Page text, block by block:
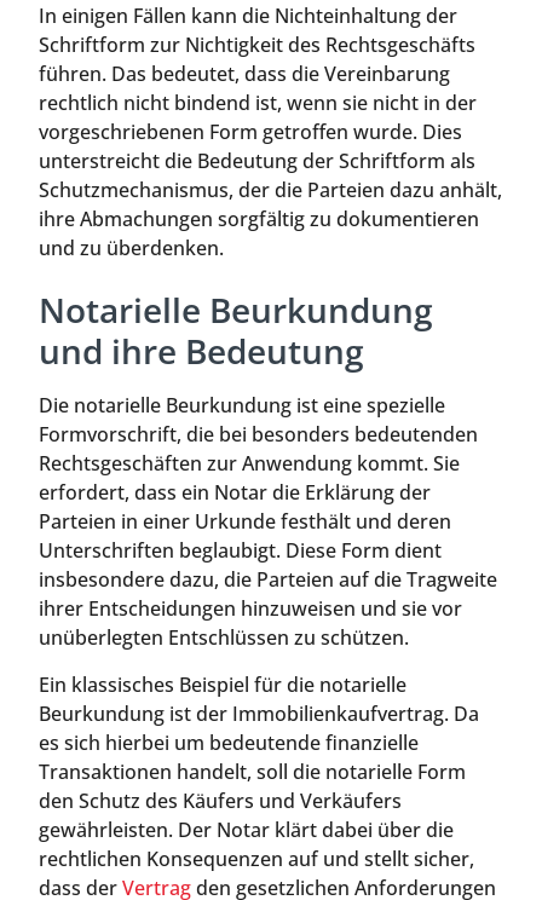
In einigen Fällen kann die Nichteinhaltung der
Schriftform zur Nichtigkeit des Rechtsgeschäfts
führen. Das bedeutet, dass die Vereinbarung
rechtlich nicht bindend ist, wenn sie nicht in der
vorgeschriebenen Form getroffen wurde. Dies
unterstreicht die Bedeutung der Schriftform als
Schutzmechanismus, der die Parteien dazu anhält,
ihre Abmachungen sorgfältig zu dokumentieren
und zu überdenken.
Notarielle Beurkundung
und ihre Bedeutung
Die notarielle Beurkundung ist eine spezielle
Formvorschrift, die bei besonders bedeutenden
Rechtsgeschäften zur Anwendung kommt. Sie
erfordert, dass ein Notar die Erklärung der
Parteien in einer Urkunde festhält und deren
Unterschriften beglaubigt. Diese Form dient
insbesondere dazu, die Parteien auf die Tragweite
ihrer Entscheidungen hinzuweisen und sie vor
unüberlegten Entschlüssen zu schützen.
Ein klassisches Beispiel für die notarielle
Beurkundung ist der Immobilienkaufvertrag. Da
es sich hierbei um bedeutende finanzielle
Transaktionen handelt, soll die notarielle Form
den Schutz des Käufers und Verkäufers
gewährleisten. Der Notar klärt dabei über die
rechtlichen Konsequenzen auf und stellt sicher,
dass derVertragden gesetzlichen Anforderungen